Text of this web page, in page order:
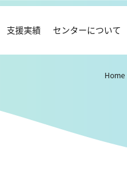
支援実績 センターについて
Home